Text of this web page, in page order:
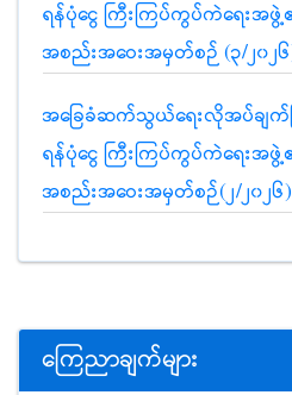
ရန်ပုံငွေ ကြီးကြပ်ကွပ်ကဲရေးအ
အစည်းအဝေးအမှတ်စဉ် (၃/၂၀၂၆)
အခြေခံဆက်သွယ်ရေးလိုအပ်ချက်
ရန်ပုံငွေ ကြီးကြပ်ကွပ်ကဲရေးအ
အစည်းအဝေးအမှတ်စဉ်(၂/၂၀၂၆)
ကြေညာချက်များ